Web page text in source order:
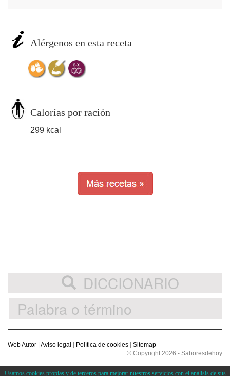
Alérgenos en esta receta
Calorías por ración
299 kcal
DICCIONARIO
Web Autor Aviso legal Política de cookies
Sitemap
© Copyright 2026 - Saboresdehoy
Usamos cookies propias y de terceros para mejorar nuestros servicios con el análisis de sus